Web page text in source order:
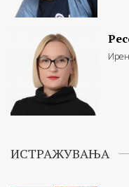
ИСТРАЖУВАЊА